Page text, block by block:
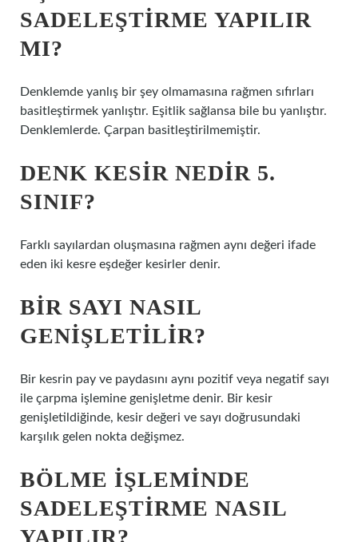
SADELEŞTIRME YAPILIR
MI?
Denklemde yanlış bir şey olmamasına rağmen sıfırları
basitleştirmek yanlıştır. Eşitlik sağlansa bile bu yanlıştır.
Denklemlerde. Çarpan basitleştirilmemiştir.
DENK KESIR NEDIR 5.
SINIF?
Farklı sayılardan oluşmasına rağmen aynı değeri ifade
eden iki kesre eşdeğer kesirler denir.
BIR SAYI NASIL
GENIŞLETILIR?
Bir kesrin pay ve paydasını aynı pozitif veya negatif sayı
ile çarpma işlemine genişletme denir. Bir kesir
genişletildiğinde, kesir değeri ve sayı doğrusundaki
karşılık gelen nokta değişmez.
BÖLME IŞLEMINDE
SADELEŞTIRME NASIL
YAPILIR?